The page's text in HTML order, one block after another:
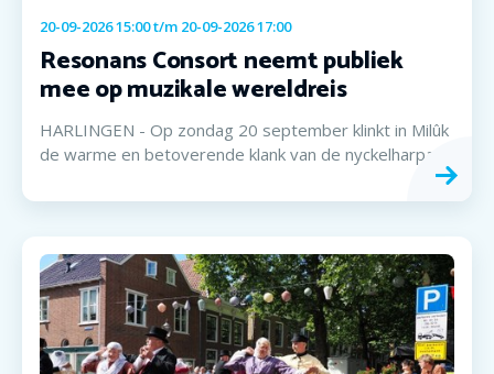
20-09-2026 15:00t/m 20-09-2026 17:00
Resonans Consort neemt publiek
mee op muzikale wereldreis
HARLINGEN - Op zondag 20 september klinkt in Milûk
de warme en betoverende klank van de nyckelharpa.